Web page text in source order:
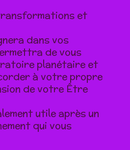
et
dans vos
de vous
planétaire et
à votre propre
de votre Être
utile après un
qui vous